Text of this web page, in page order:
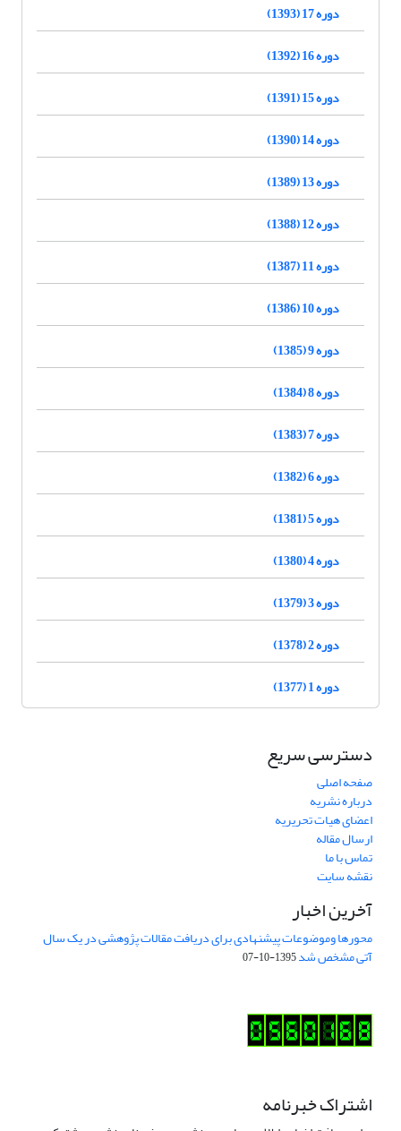
دوره 17 (1393)
دوره 16 (1392)
دوره 15 (1391)
دوره 14 (1390)
دوره 13 (1389)
دوره 12 (1388)
دوره 11 (1387)
دوره 10 (1386)
دوره 9 (1385)
دوره 8 (1384)
دوره 7 (1383)
دوره 6 (1382)
دوره 5 (1381)
دوره 4 (1380)
دوره 3 (1379)
دوره 2 (1378)
دوره 1 (1377)
دسترسی سریع
صفحه اصلی
درباره نشریه
اعضای هیات تحریریه
ارسال مقاله
تماس با ما
نقشه سایت
آخرین اخبار
محورها وموضوعات پیشنهادی برای دریافت مقالات پژوهشی در یک سال
آتی مشخص شد1395-10-07
اشتراک خبرنامه